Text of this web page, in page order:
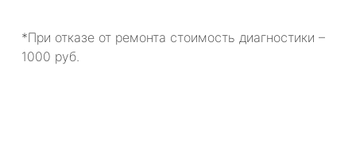
*При отказе от ремонта стоимость диагностики –
1000 руб.